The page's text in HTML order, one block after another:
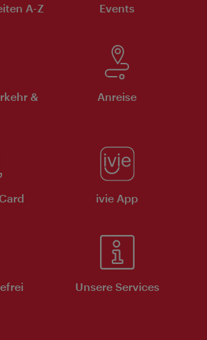
A-Z Events
&
Anreise
ivie App
Unsere Services